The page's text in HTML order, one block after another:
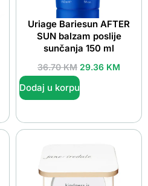
Uriage Bariesun AFTER
SUN balzam poslije
sunčanja 150 ml
36.70KM 29.36 KM
Dodaj u korpu